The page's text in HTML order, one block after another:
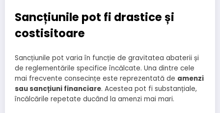
Sancțiunile pot fi drastice și
costisitoare
Sancțiunile pot varia în funcție de gravitatea abaterii și
de reglementările specifice încălcate. Una dintre cele
mai frecvente consecințe este reprezentată de amenzi
sau sancțiuni financiare. Acestea pot fi substanțiale,
încălcările repetate ducând la amenzi mai mari.